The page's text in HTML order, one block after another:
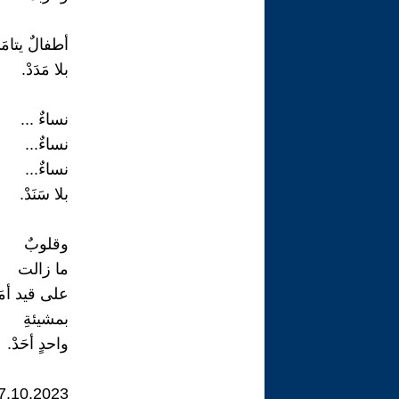
أطفالٌ
بلا مَدَدْ.
نساءٌ ...
نساءٌ...
نساءٌ...
بلا سَنَدْ.
وقلوبٌ
ما زالت
على قيد
بمشيئةِ
واحدٍ أحَدْ.